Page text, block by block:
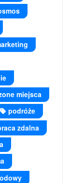
miejsca
podróże
zdalna